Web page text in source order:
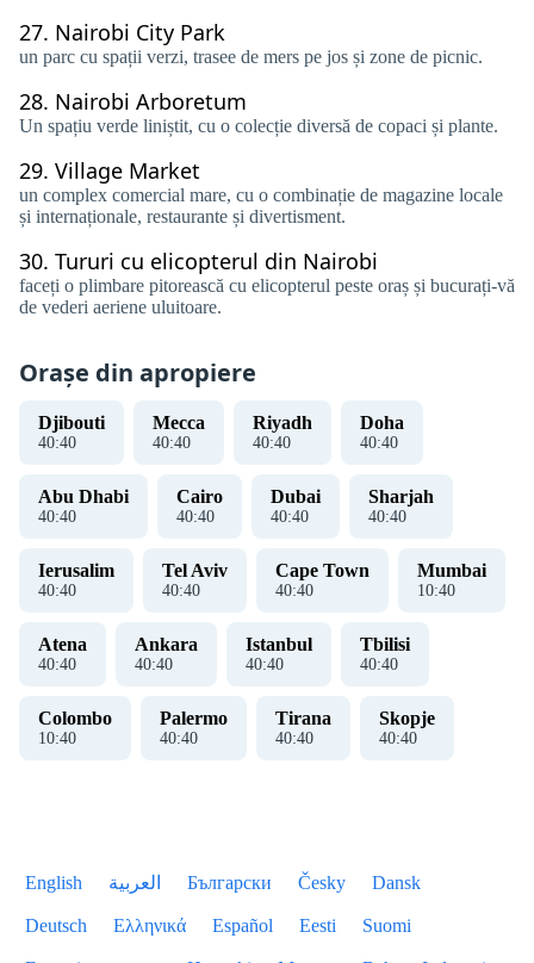
27. Nairobi City Park
un parc cu spații verzi, trasee de mers pe jos și zone de picnic.
28. Nairobi Arboretum
Un spațiu verde liniștit, cu o colecție diversă de copaci și plante.
29. Village Market
un complex comercial mare, cu o combinație de magazine locale
și internaționale, restaurante și divertisment.
30. Tururi cu elicopterul din Nairobi
faceți o plimbare pitorească cu elicopterul peste oraș și bucurați-vă
de vederi aeriene uluitoare.
Orașe din apropiere
Djibouti
40:40
Mecca
40:40
Riyadh
40:40
Doha
40:40
Abu Dhabi
40:40
Cairo
40:40
Dubai
40:40
Sharjah
40:40
Ierusalim
40:40
Tel Aviv
40:40
Cape Town
40:40
Mumbai
10:40
Atena
40:40
Ankara
40:40
Istanbul
40:40
Tbilisi
40:40
Colombo
10:40
Palermo
40:40
Tirana
40:40
Skopje
40:40
English العربية Български Česky Dansk
Deutsch Ελληνικά Español Eesti Suomi